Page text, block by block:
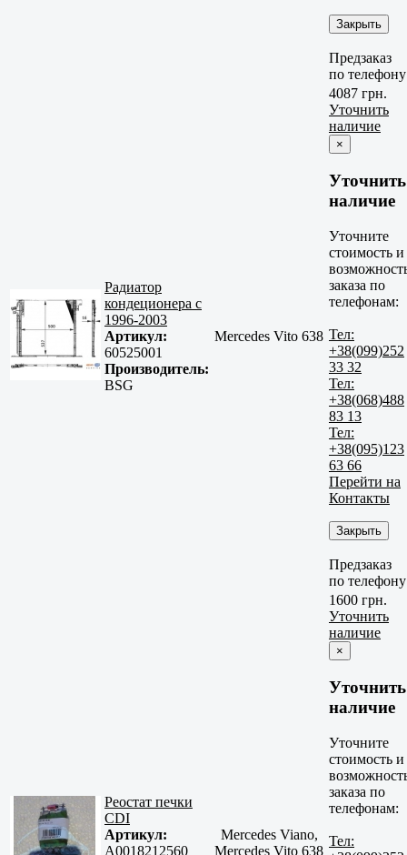
Закрыть
Предзаказ
по телефону
Радиатор
кондеционера с
1996-2003
Артикул:
60525001
Производитель:
BSG
Mercedes Vito 638
4087 грн.
Уточнить
наличие
×
Уточнить
наличие
Уточните
стоимость и
заказа по
телефонам:
Тел:
+38(099)252
33 32
Тел:
+38(068)488
83 13
Тел:
+38(095)123
63 66
Перейти на
Контакты
Закрыть
Предзаказ
по телефону
Реостат печки
CDI
Артикул:
A0018212560
Mercedes Viano,
Mercedes Vito 638
1600 грн.
Уточнить
наличие
×
Уточнить
наличие
Уточните
стоимость и
заказа по
телефонам:
Тел: